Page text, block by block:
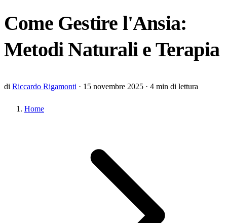
Come Gestire l'Ansia:
Metodi Naturali e Terapia
di Riccardo Rigamonti · 15 novembre 2025 · 4 min di lettura
Home